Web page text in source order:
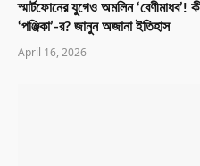
স্মার্টফোনের যুগেও অমলিন ‘বেণীমাধব’!
‘পঞ্জিকা’-র? জানুন অজানা ইতিহাস
April 16, 2026